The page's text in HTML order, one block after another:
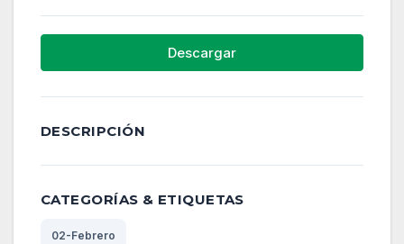
Descargar
DESCRIPCIÓN
CATEGORÍAS & ETIQUETAS
02-Febrero